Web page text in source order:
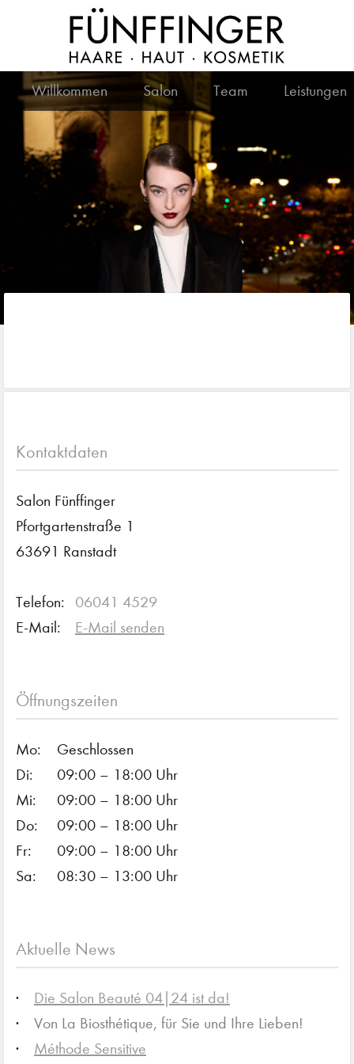
Willkommen Salon Team Leistungen
Kontaktdaten
Salon Fünffinger
Pfortgartenstraße 1
63691 Ranstadt
Telefon:
06041 4529
E-Mail:
E-Mail senden
Öffnungszeiten
Mo:
Geschlossen
Di:
09:00 – 18:00 Uhr
Mi:
09:00 – 18:00 Uhr
Do:
09:00 – 18:00 Uhr
Fr:
09:00 – 18:00 Uhr
Sa:
08:30 – 13:00 Uhr
Aktuelle News
Die Salon Beauté 04|24 ist da!
Von La Biosthétique, für Sie und Ihre Lieben!
Méthode Sensitive